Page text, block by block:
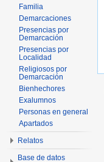
Familia
Demarcaciones
Presencias por
Demarcación
Presencias por
Localidad
Religiosos por
Demarcación
Bienhechores
Exalumnos
Personas en general
Apartados
Relatos
Base de datos